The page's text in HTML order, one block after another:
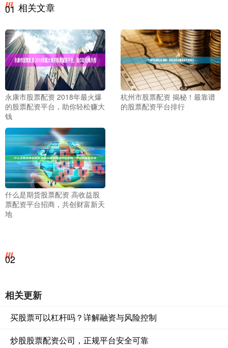
01 相关文章
永康市股票配资 2018年最火爆
的股票配资平台，助你轻松赚大
钱
杭州市股票配资 揭秘！最靠谱
的股票配资平台排行
什么是期货股票配资 高收益股
票配资平台招商，共创财富新天
地
02
相关更新
买股票可以杠杆吗？详解融资与风险控制
炒股股票配资公司，正规平台安全可靠